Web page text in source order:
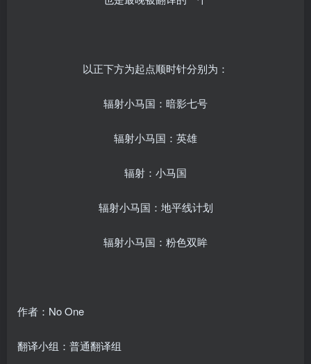
以正下方为起点顺时针分别为：
辐射小马国：暗影七号
辐射小马国：英雄
辐射：小马国
辐射小马国：地平线计划
辐射小马国：粉色双眸
作者：No One
翻译小组：普通翻译组